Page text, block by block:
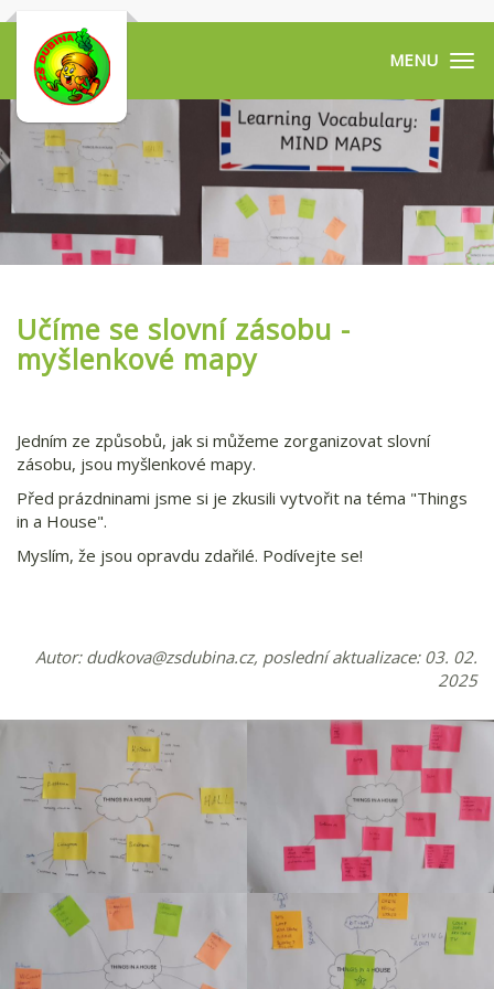
Učíme se slovní zásobu -
myšlenkové mapy
Jedním ze způsobů, jak si můžeme zorganizovat slovní
zásobu, jsou myšlenkové mapy.
Před prázdninami jsme si je zkusili vytvořit na téma "Things
in a House".
Myslím, že jsou opravdu zdařilé. Podívejte se!
Autor: dudkova@zsdubina.cz, poslední aktualizace: 03. 02.
2025